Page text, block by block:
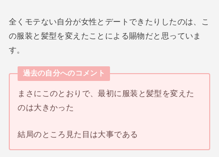
全くモテない自分が女性とデートできたりしたのは、こ
の服装と髪型を変えたことによる賜物だと思っていま
す。
過去の自分へのコメント
まさにこのとおりで、最初に服装と髪型を変えた
のは大きかった
結局のところ見た目は大事である